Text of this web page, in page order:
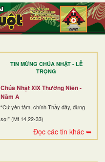
TIN MỪNG CHÚA NHẬT - LỄ
TRỌNG
Chúa Nhật XIX Thường Niên -
Năm A
“Cứ yên tâm, chính Thầy đây, đừng
sợ!” (Mt 14,22-33)
Đọc các tin khác ➥